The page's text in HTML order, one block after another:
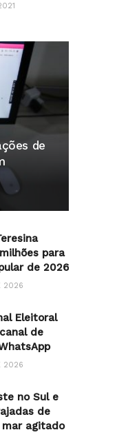
de
para
de 2026
2026
Eleitoral
de
2026
no Sul e
de
agitado